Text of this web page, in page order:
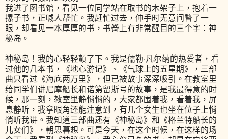
我进了图书馆，看见一位同学站在取书的木架子上，抱着一
摞子书，正喊人帮忙。我赶忙过去，伸手时无意间瞥了一
眼，却看见一本厚厚的书，书脊上有非常醒目的三个字：神
秘岛。
神秘岛！我的心轻轻颤了下。我是儒勒·凡尔纳的热爱者，看
过他的几本书，《地心游记》、《气球上的五星期》，三部
曲只看过《海底两万里》，但已被故事深深吸引。在教室里
给同学们讲尼摩船长和诺第留斯号的故事，是我最得意的时
候，那一刻，教室里静悄悄的，大家都围着我，看着我，屏
息静听，我拿眼角还能注意到，有几个女生也坐在位子上悄
悄听我讲。我知道三部曲还有《神秘岛》和《格兰特船长的
儿女们》，朝思暮想。可是今天，在这个时候，在这样的场